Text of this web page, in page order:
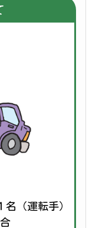
（運転手）が